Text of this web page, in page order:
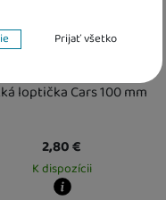
cookies
funkcie.
nemuseli všetko
spojiť napr. pomocou
Prijať všetko
loptička Cars 100 mm
2,80€
K dispozícii